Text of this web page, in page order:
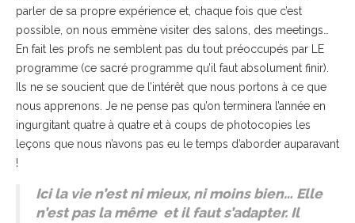
parler de sa propre expérience et, chaque fois que c’est
possible, on nous emmène visiter des salons, des meetings…
En fait les profs ne semblent pas du tout préoccupés par LE
programme (ce sacré programme qu’il faut absolument finir).
Ils ne se soucient que de l’intérêt que nous portons à ce que
nous apprenons. Je ne pense pas qu’on terminera l’année en
ingurgitant quatre à quatre et à coups de photocopies les
leçons que nous n’avons pas eu le temps d’aborder auparavant
!
Ici la vie n’est ni mieux, ni moins bien… Elle
n’est pas la même et il faut s’adapter. Il